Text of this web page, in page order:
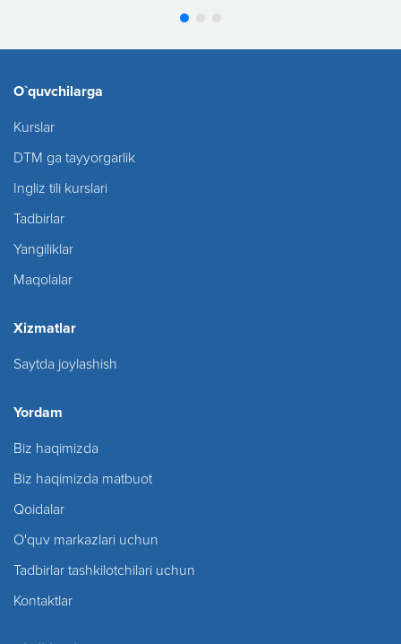
O`quvchilarga
Kurslar
DTM ga tayyorgarlik
Ingliz tili kurslari
Tadbirlar
Yangiliklar
Maqolalar
Xizmatlar
Saytda joylashish
Yordam
Biz haqimizda
Biz haqimizda matbuot
Qoidalar
O'quv markazlari uchun
Tadbirlar tashkilotchilari uchun
Kontaktlar